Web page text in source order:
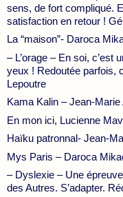
sens, de fort compliqué.
satisfaction en retour !
La “maison”- Daroca
– L’orage – En soi, c’est
yeux ! Redoutée parfois,
Lepoutre
Kama Kalin – Jean-Marie
En mon ici, Lucienne
Haïku patronnal- Jean-
Mys Paris – Daroca
– Dyslexie – Une
des Autres. S’adapter.